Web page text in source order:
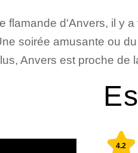
flamande d'Anvers, il y
soirée amusante ou
Anvers est proche de
4.2